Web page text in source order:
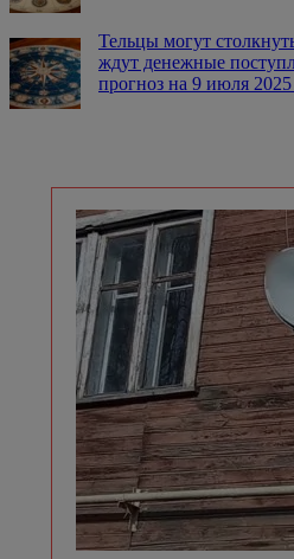
Тельцы могут
ждут денежные
прогноз на 9 июля 2025